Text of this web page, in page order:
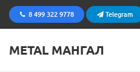
8 499 322 9778 Telegram
METAL МАНГАЛ